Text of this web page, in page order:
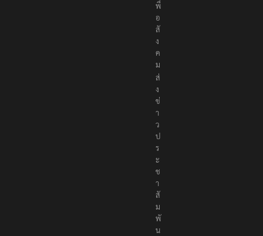
พื่
อ
สั
ง
ค
ม
ส่
ง
ข่
า
ว
ป
ร
ะ
ช
า
สั
ม
พั
น